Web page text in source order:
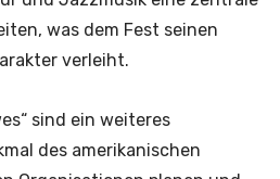
was dem Fest seinen
verleiht.
sind ein weiteres
des amerikanischen